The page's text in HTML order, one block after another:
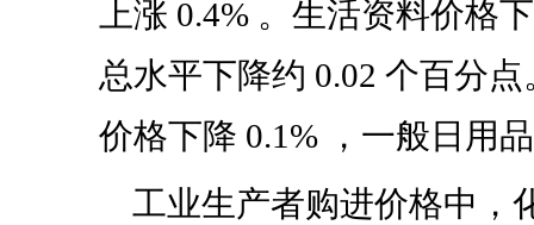
上涨 0.4% 。生活资料价格
总水平下降约 0.02 个百分点
价格下降 0.1%
，一般日用
工业生产者购进价格中，